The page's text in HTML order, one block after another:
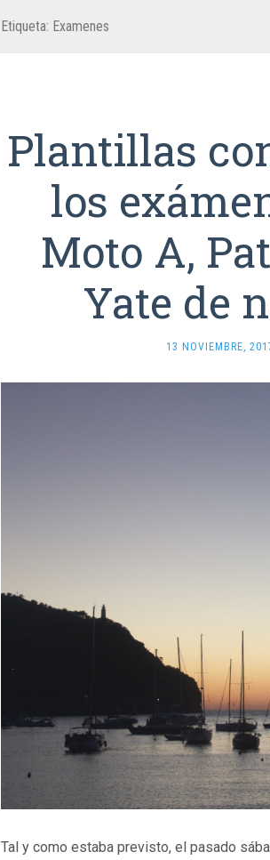
Etiqueta: Examenes
Plantillas
los
Moto A,
Yate de
13 NOVIEMBRE,
Tal y como estaba previsto, el pasado